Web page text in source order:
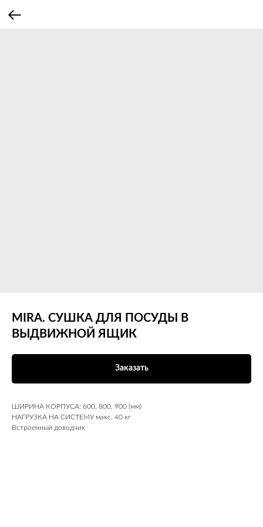
MIRA. СУШКА ДЛЯ ПОСУДЫ В
ВЫДВИЖНОЙ ЯЩИК
Заказать
ШИРИНА КОРПУСА: 600, 800, 900 (мм)
НАГРУЗКА НА СИСТЕМУ макс. 40 кг
Встроенный доводчик